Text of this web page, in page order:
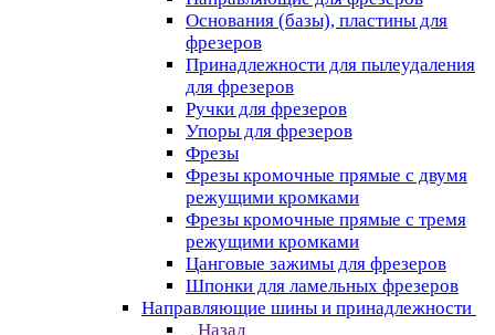
Основания (базы), пластины для
фрезеров
Принадлежности для пылеудаления
для фрезеров
Ручки для фрезеров
Упоры для фрезеров
Фрезы
Фрезы кромочные прямые с двумя
режущими кромками
Фрезы кромочные прямые с тремя
режущими кромками
Цанговые зажимы для фрезеров
Шпонки для ламельных фрезеров
Направляющие шины и принадлежности
Назад